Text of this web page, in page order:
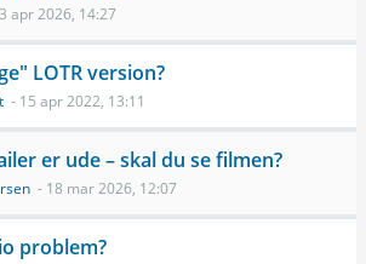
apr 2026, 14:27
LOTR version?
- 15 apr 2022, 13:11
er ude – skal du se filmen?
- 18 mar 2026, 12:07
problem?